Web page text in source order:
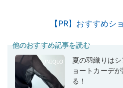
【PR】おすすめシ
他のおすすめ記事を読む
夏の羽織りは
ョートカーデ
る！